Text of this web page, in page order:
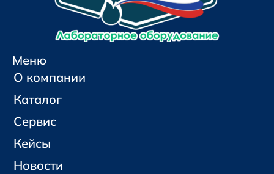
Меню
О компании
Каталог
Сервис
Кейсы
Новости